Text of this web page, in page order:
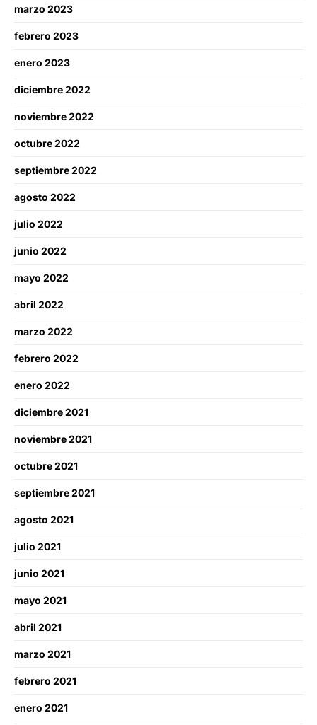
marzo 2023
febrero 2023
enero 2023
diciembre 2022
noviembre 2022
octubre 2022
septiembre 2022
agosto 2022
julio 2022
junio 2022
mayo 2022
abril 2022
marzo 2022
febrero 2022
enero 2022
diciembre 2021
noviembre 2021
octubre 2021
septiembre 2021
agosto 2021
julio 2021
junio 2021
mayo 2021
abril 2021
marzo 2021
febrero 2021
enero 2021